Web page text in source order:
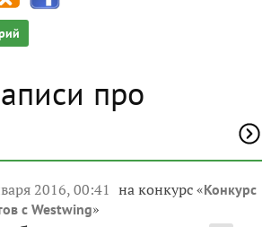
про
2016, 00:41 на конкурс «Конкурс
с Westwing»